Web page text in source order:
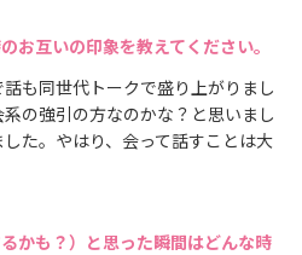
お互いの印象を教えてください。
も同世代トークで盛り上がりまし
の強引の方なのかな？と思いまし
た。やはり、会って話すことは大
かも？）と思った瞬間はどんな時